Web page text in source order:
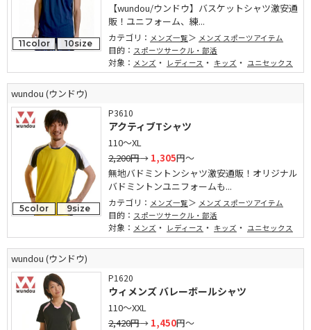
11color 10size
【wundou/ウンドウ】バスケットシャツ激安通
販！ユニフォーム、練...
カテゴリ： メンズ一覧 メンズ スポーツアイテム
目的： スポーツサークル・部活
対象： メンズ ・ レディース ・ キッズ ・ ユニセックス
wundou (ウンドウ)
5color 9size
P3610
アクティブTシャツ
110～XL
2,200円→ 1,305円～
無地バドミントンシャツ激安通販！オリジナル
バドミントンユニフォームも...
カテゴリ： メンズ一覧 メンズ スポーツアイテム
目的： スポーツサークル・部活
対象： メンズ ・ レディース ・ キッズ ・ ユニセックス
wundou (ウンドウ)
P1620
ウィメンズ バレーボールシャツ
110～XXL
2,420円→ 1,450円～